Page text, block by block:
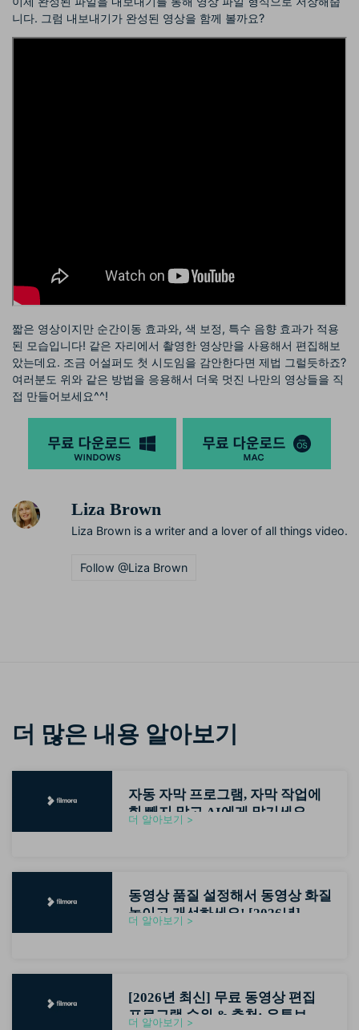
니다. 그럼 내보내기가 완성된 영상을 함께 볼까요?
짧은 영상이지만 순간이동 효과와, 색 보정, 특수 음향 효과가 적용
된 모습입니다! 같은 자리에서 촬영한 영상만을 사용해서 편집해보
았는데요. 조금 어설퍼도 첫 시도임을 감안한다면 제법 그럴듯하죠?
여러분도 위와 같은 방법을 응용해서 더욱 멋진 나만의 영상들을 직
접 만들어보세요^^!
Liza Brown
Liza Brown is a writer and a lover of all things video.
Follow @Liza Brown
더 많은 내용 알아보기
자동 자막 프로그램, 자막 작업에
힘 빼지 말고 AI에게 맡기세요
(2026최신)
더 알아보기 >
동영상 품질 설정해서 동영상 화질
높이고 개선하세요! [2026년]
더 알아보기 >
[2026년 최신] 무료 동영상 편집
프로그램 순위 & 추천: 유튜브 초
더 알아보기 >